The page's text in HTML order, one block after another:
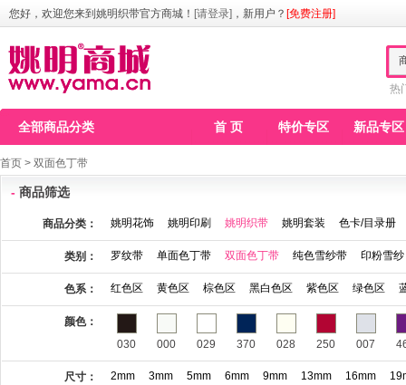
您好，欢迎您来到姚明织带官方商城！ [请登录] ，新用户？ [免费注册]
热
全部商品分类 首 页 特价专区 新品专区
首页 > 双面色丁带
- 商品筛选
商品分类： 姚明花饰 姚明印刷 姚明织带 姚明套装 色卡/目录册
类别： 罗纹带 单面色丁带 双面色丁带 纯色雪纱带 印粉雪纱
色系： 红色区 黄色区 棕色区 黑白色区 紫色区 绿色区
颜色：
030
000 029 370 028 250 007
尺寸： 2mm 3mm 5mm 6mm 9mm 13mm 16mm